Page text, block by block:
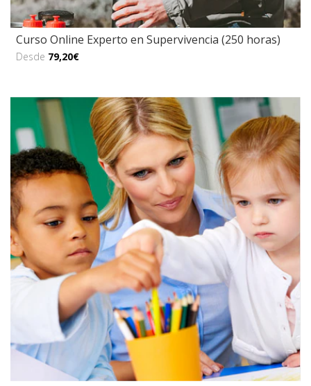
Curso Online Experto en Supervivencia (250 horas)
Desde 79,20€